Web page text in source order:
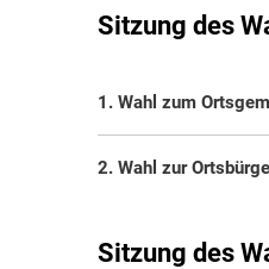
Sitzung des
1. Wahl zum
2. Wahl zur
Sitzung des